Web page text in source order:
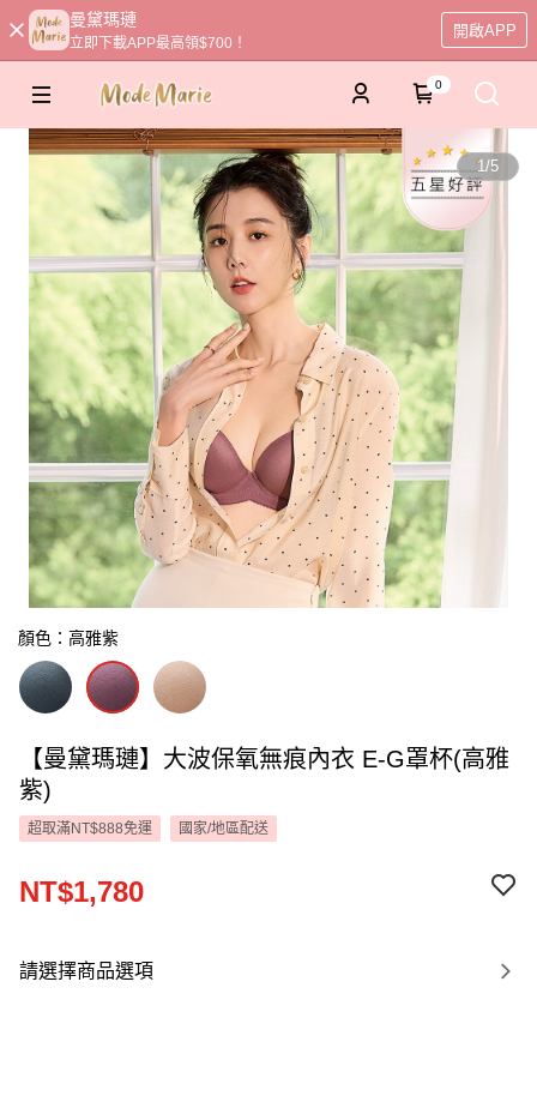
曼黛瑪璉
立即下載APP最高領$700！
開啟APP
0
1/5
顏色：高雅紫
【曼黛瑪璉】大波保氧無痕內衣 E-G罩杯(高雅
紫)
超取滿NT$888免運 國家/地區配送
NT$1,780
請選擇商品選項